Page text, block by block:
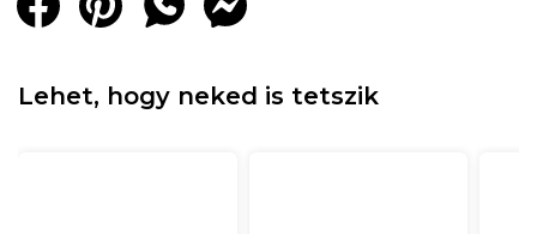
Lehet, hogy neked is tetszik